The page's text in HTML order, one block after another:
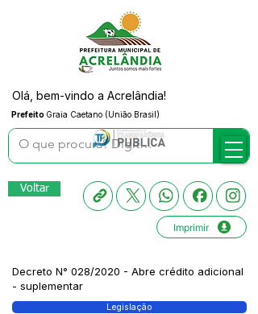
Prefeito Graia Caetano (União Brasil)
Olá, bem-vindo a Acrelândia!
Voltar
Imprimir
Decreto N° 028/2020 - Abre crédito adicional
- suplementar
Legislação